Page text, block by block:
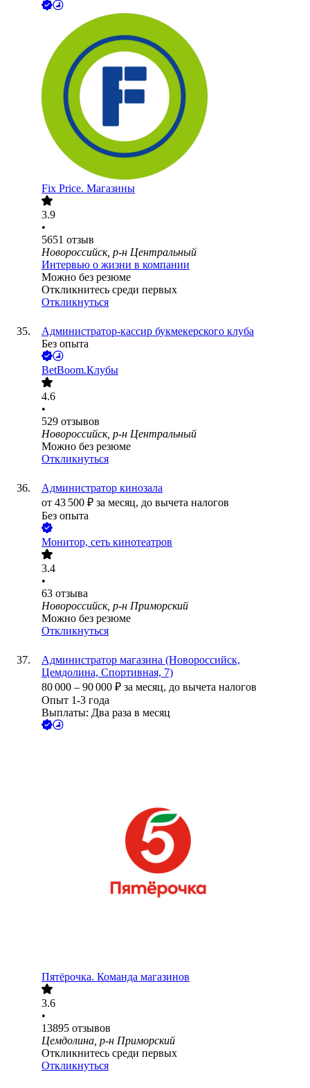
Fix Price. Магазины
3.9
•
5651 отзыв
Новороссийск, р-н Центральный
Интервью о жизни в компании
Можно без резюме
Откликнитесь среди первых
Откликнуться
Администратор-кассир букмекерского клуба
Без опыта
BetBoom.Клубы
4.6
•
529 отзывов
Новороссийск, р-н Центральный
Можно без резюме
Откликнуться
Администратор кинозала
от 43 500 ₽ за месяц, до вычета налогов
Без опыта
Монитор, сеть кинотеатров
3.4
•
63 отзыва
Новороссийск, р-н Приморский
Можно без резюме
Откликнуться
Администратор магазина (Новороссийск,
Цемдолина, Спортивная, 7)
80 000 – 90 000 ₽ за месяц, до вычета налогов
Опыт 1-3 года
Выплаты: Два раза в месяц
Пятёрочка. Команда магазинов
3.6
•
13895 отзывов
Цемдолина, р-н Приморский
Откликнитесь среди первых
Откликнуться